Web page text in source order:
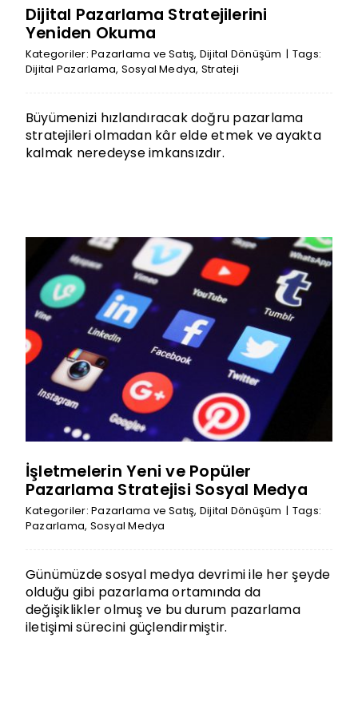
Dijital Pazarlama Stratejilerini
Yeniden Okuma
Kategoriler:Pazarlama ve Satış, Dijital Dönüşüm | Tags:
Dijital Pazarlama, Sosyal Medya, Strateji
Büyümenizi hızlandıracak doğru pazarlama
stratejileri olmadan kâr elde etmek ve ayakta
kalmak neredeyse imkansızdır.
İşletmelerin Yeni ve Popüler
Pazarlama Stratejisi Sosyal Medya
Kategoriler:Pazarlama ve Satış, Dijital Dönüşüm | Tags:
Pazarlama, Sosyal Medya
Günümüzde sosyal medya devrimi ile her şeyde
olduğu gibi pazarlama ortamında da
değişiklikler olmuş ve bu durum pazarlama
iletişimi sürecini güçlendirmiştir.